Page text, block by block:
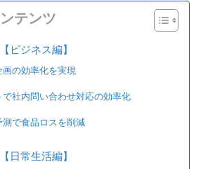
テンツ
ビジネス編】
の効率化を実現
社内問い合わせ対応の効率化
で食品ロスを削減
日常生活編】